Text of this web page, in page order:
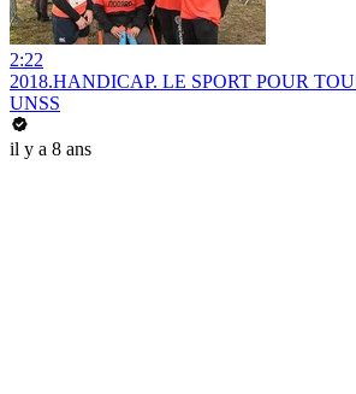
2:22
2018.HANDICAP. LE SPORT POUR
UNSS
il y a 8 ans